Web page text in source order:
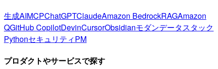
生成AIMCPChatGPTClaudeAmazon BedrockRAGAmazon
QGitHub CopilotDevinCursorObsidianモダンデータスタック
PythonセキュリティPM
プロダクトやサービスで探す